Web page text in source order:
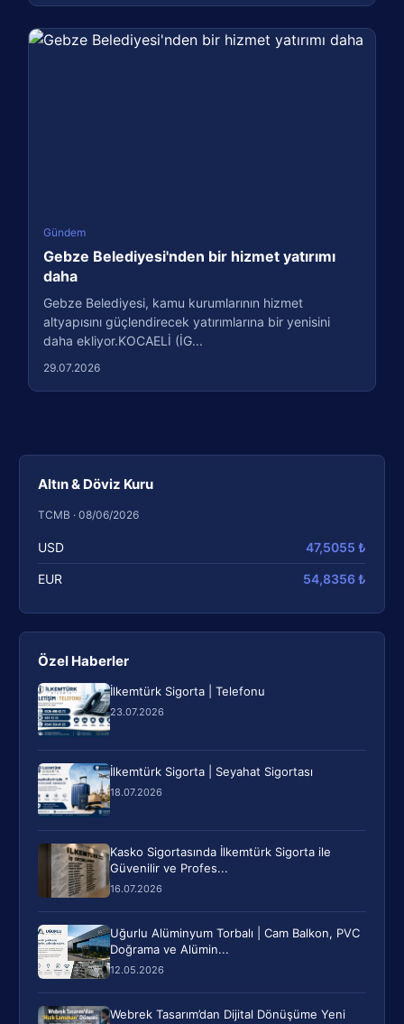
Altın & Döviz Kuru
TCMB · 08/06/2026
USD 47,5055 ₺
EUR 54,8356 ₺
Özel Haberler
İlkemtürk Sigorta | Telefonu
23.07.2026
İlkemtürk Sigorta | Seyahat Sigortası
18.07.2026
Kasko Sigortasında İlkemtürk Sigorta ile
Güvenilir ve Profes...
16.07.2026
Uğurlu Alüminyum Torbalı | Cam Balkon, PVC
Doğrama ve Alümin...
12.05.2026
Webrek Tasarım’dan Dijital Dönüşüme Yeni
Gündem
Gebze Belediyesi'nden bir hizmet yatırımı
daha
Gebze Belediyesi, kamu kurumlarının hizmet
altyapısını güçlendirecek yatırımlarına bir yenisini
daha ekliyor.KOCAELİ (İG...
29.07.2026